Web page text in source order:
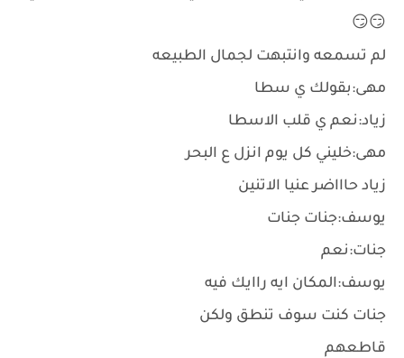
😏😏
لم تسمعه وانتبهت لجمال الطبيعه
مهى:بقولك ي سطا
زياد:نعم ي قلب الاسطا
مهى:خليني كل يوم انزل ع البحر
زياد حاااضر عنيا الاتنين
يوسف:جنات جنات
جنات:نعم
يوسف:المكان ايه راايك فيه
جنات كنت سوف تنطق ولكن
قاطعهم